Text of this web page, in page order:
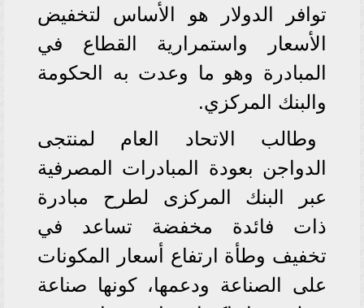
توافر الدولار هو الأساس لتخفيض
الأسعار واستمرارية القطاع في
المبادرة وهو ما وعدت به الحكومة
والبنك المركزي.
وطالب الاتحاد العام لمنتجى
الدواجن بعودة المبادرات المصرفية
عبر البنك المركزى لطرح مبادرة
ذات فائدة مخفضة تساعد في
تخفيف وطأة ارتفاع أسعار المكونات
على الصناعة ودعمها، كونها صناعة